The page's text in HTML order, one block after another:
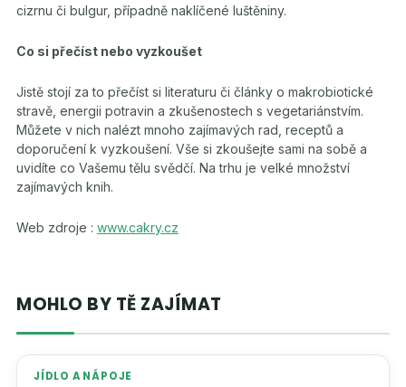
cizrnu či bulgur, případně naklíčené luštěniny.
Co si přečíst nebo vyzkoušet
Jistě stojí za to přečíst si literaturu či články o makrobiotické
stravě, energii potravin a zkušenostech s vegetariánstvím.
Můžete v nich nalézt mnoho zajímavých rad, receptů a
doporučení k vyzkoušení. Vše si zkoušejte sami na sobě a
uvidíte co Vašemu tělu svědčí. Na trhu je velké množství
zajímavých knih.
Web zdroje : www.cakry.cz
MOHLO BY TĚ ZAJÍMAT
JÍDLO A NÁPOJE